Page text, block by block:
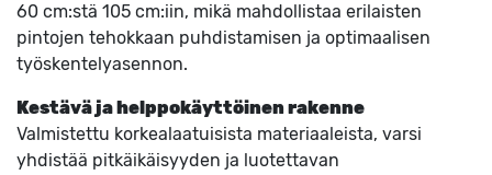
60 cm:stä 105 cm:iin, mikä mahdollistaa erilaisten
pintojen tehokkaan puhdistamisen ja optimaalisen
työskentelyasennon.
Kestävä ja helppokäyttöinen rakenne
Valmistettu korkealaatuisista materiaaleista, varsi
yhdistää pitkäikäisyyden ja luotettavan